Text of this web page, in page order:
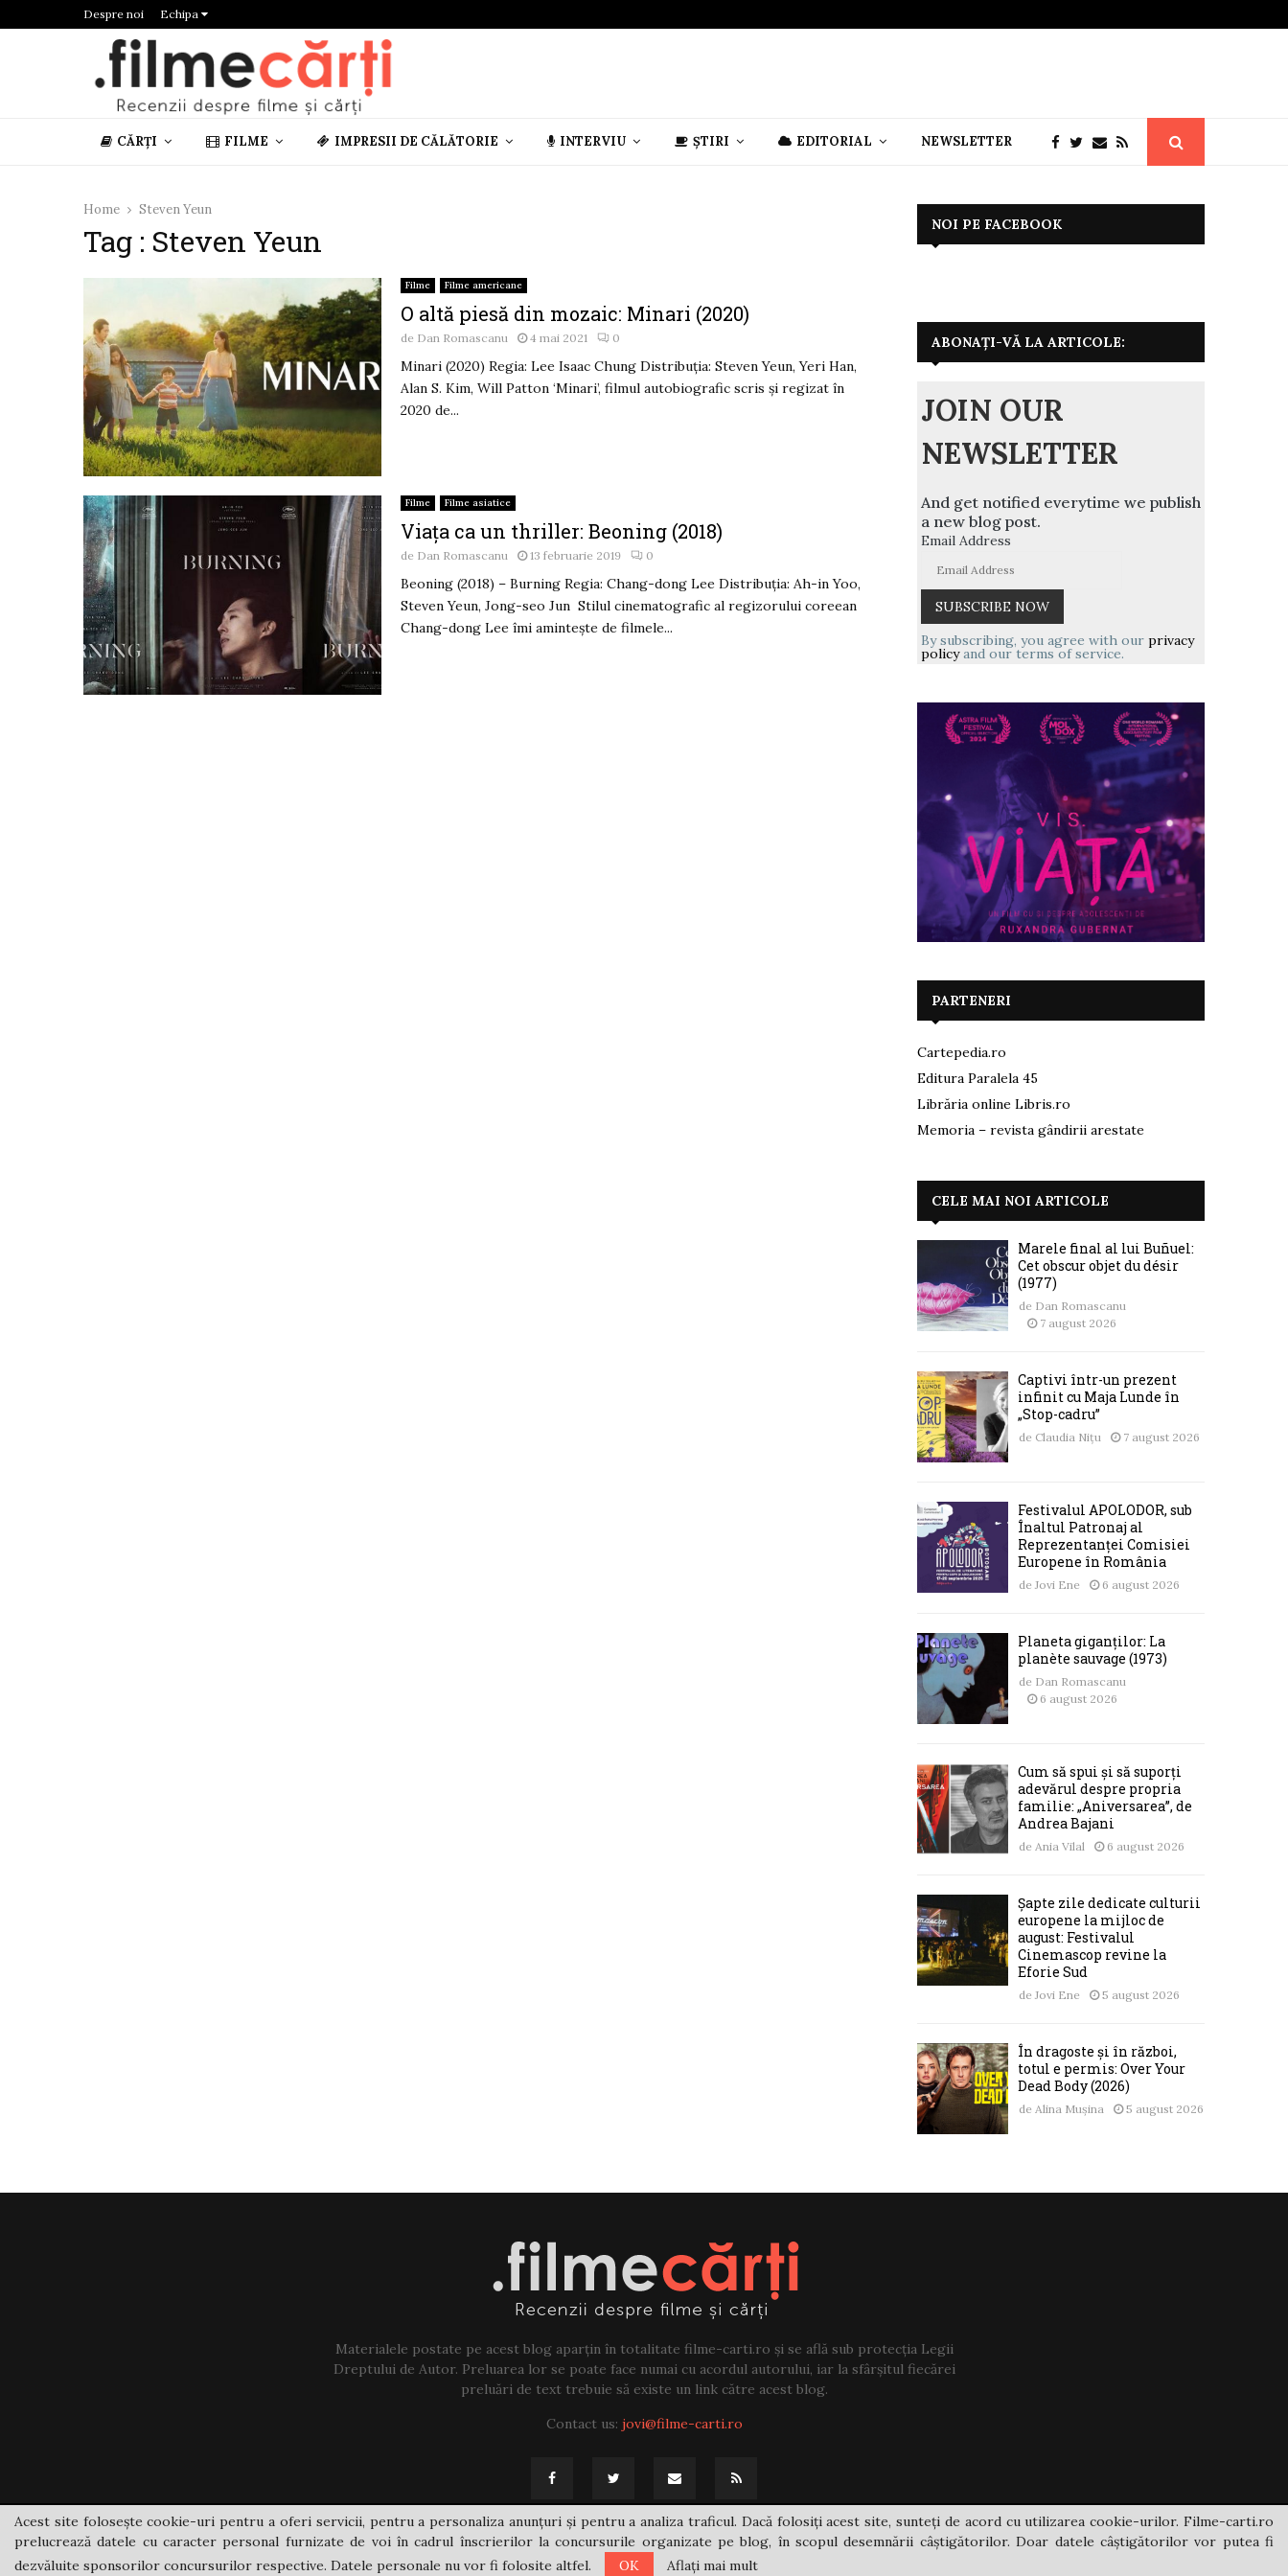
Despre noi Echipa
CĂRȚI FILME IMPRESII DE CĂLĂTORIE INTERVIU ȘTIRI EDITORIAL NEWSLETTER
Home Steven Yeun
Tag : Steven Yeun
Filme Filme americane
O altă piesă din mozaic: Minari (2020)
de Dan Romascanu 4 mai 2021 0
Minari (2020) Regia: Lee Isaac Chung Distribuția: Steven Yeun, Yeri Han,
Alan S. Kim, Will Patton ‘Minari’, filmul autobiografic scris și regizat în
2020 de...
Filme Filme asiatice
Viața ca un thriller: Beoning (2018)
de Dan Romascanu 13 februarie 2019 0
Beoning (2018) – Burning Regia: Chang-dong Lee Distribuția: Ah-in Yoo,
Steven Yeun, Jong-seo Jun Stilul cinematografic al regizorului coreean
Chang-dong Lee îmi amintește de filmele...
NOI PE FACEBOOK
ABONAȚI-VĂ LA ARTICOLE:
JOIN OUR
NEWSLETTER
And get notified everytime we publish
a new blog post.
Email Address
By subscribing, you agree with our privacy
policyand our terms of service.
PARTENERI
Cartepedia.ro
Editura Paralela 45
Librăria online Libris.ro
Memoria – revista gândirii arestate
CELE MAI NOI ARTICOLE
Marele final al lui Buñuel:
Cet obscur objet du désir
(1977)
de Dan Romascanu
7 august 2026
Captivi într-un prezent
infinit cu Maja Lunde în
„Stop-cadru”
de Claudia Nițu 7 august 2026
Festivalul APOLODOR, sub
Înaltul Patronaj al
Reprezentanței Comisiei
Europene în România
de Jovi Ene 6 august 2026
Planeta giganților: La
planète sauvage (1973)
de Dan Romascanu
6 august 2026
Cum să spui și să suporți
adevărul despre propria
familie: „Aniversarea”, de
Andrea Bajani
de Ania Vilal 6 august 2026
Șapte zile dedicate culturii
europene la mijloc de
august: Festivalul
Cinemascop revine la
Eforie Sud
de Jovi Ene 5 august 2026
În dragoste și în război,
totul e permis: Over Your
Dead Body (2026)
de Alina Mușina 5 august 2026
Materialele postate pe acest blog aparțin în totalitate filme-carti.ro și se află sub protecția Legii
Dreptului de Autor. Preluarea lor se poate face numai cu acordul autorului, iar la sfârșitul fiecărei
preluări de text trebuie să existe un link către acest blog.
Contact us: jovi@filme-carti.ro
@2021 - filme-carti.ro
Acest site folosește cookie-uri pentru a oferi servicii, pentru a personaliza anunțuri și pentru a analiza traficul. Dacă folosiți acest site, sunteți de acord cu utilizarea cookie-urilor. Filme-carti.ro
prelucrează datele cu caracter personal furnizate de voi în cadrul înscrierilor la concursurile organizate pe blog, în scopul desemnării câștigătorilor. Doar datele câștigătorilor vor putea fi
dezvăluite sponsorilor concursurilor respective. Datele personale nu vor fi folosite altfel.
OK Aflați mai mult